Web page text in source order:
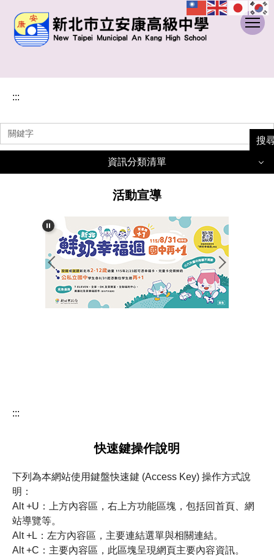
到
主
區:::
搜
資訊分類清單
認識安康
學校組織
行事曆
活動宣導
:::
快速鍵操作說明
下列為本網站使用鍵盤快速鍵 (Access Key) 操作方式說
明：
Alt +U：上方內容區，右上方功能區塊，包括回首頁、網
站導覽等。
Alt +L：左方內容區，主要連結選單與相關連結。
Alt +C：主要內容區，此區塊呈現網頁主要內容資訊。